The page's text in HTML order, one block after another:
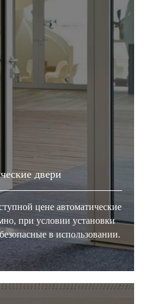
двери
цене автоматические
при условии установки
в использовании.